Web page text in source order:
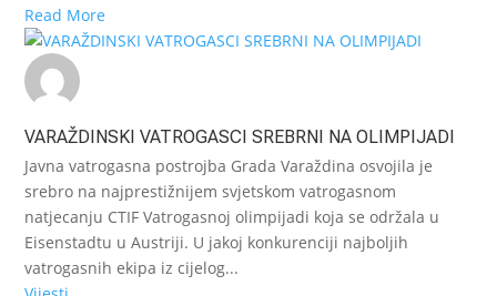
Read More
VARAŽDINSKI VATROGASCI SREBRNI NA OLIMPIJADI
Javna vatrogasna postrojba Grada Varaždina osvojila je
srebro na najprestižnijem svjetskom vatrogasnom
natjecanju CTIF Vatrogasnoj olimpijadi koja se održala u
Eisenstadtu u Austriji. U jakoj konkurenciji najboljih
vatrogasnih ekipa iz cijelog...